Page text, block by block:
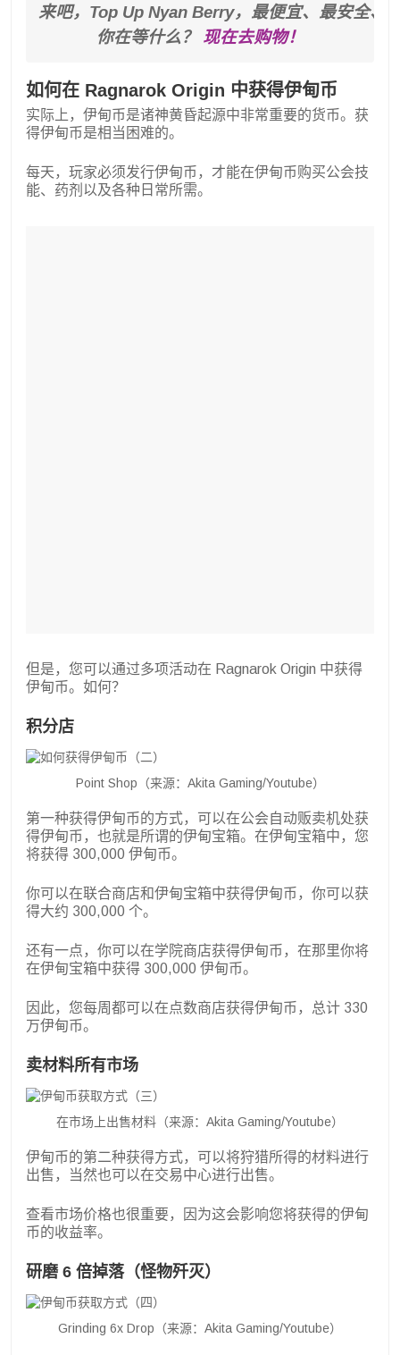
来吧，Top Up Nyan Berry，最便宜、最安全、
你在等什么？ 现在去购物！
如何在 Ragnarok Origin 中获得伊甸币
实际上，伊甸币是诸神黄昏起源中非常重要的货币。获
得伊甸币是相当困难的。
每天，玩家必须发行伊甸币，才能在伊甸币购买公会技
能、药剂以及各种日常所需。
但是，您可以通过多项活动在 Ragnarok Origin 中获得
伊甸币。如何？
积分店
Point Shop（来源：Akita Gaming/Youtube）
第一种获得伊甸币的方式，可以在公会自动贩卖机处获
得伊甸币，也就是所谓的伊甸宝箱。在伊甸宝箱中，您
将获得 300,000 伊甸币。
你可以在联合商店和伊甸宝箱中获得伊甸币，你可以获
得大约 300,000 个。
还有一点，你可以在学院商店获得伊甸币，在那里你将
在伊甸宝箱中获得 300,000 伊甸币。
因此，您每周都可以在点数商店获得伊甸币，总计 330
万伊甸币。
卖材料所有市场
在市场上出售材料（来源：Akita Gaming/Youtube）
伊甸币的第二种获得方式，可以将狩猎所得的材料进行
出售，当然也可以在交易中心进行出售。
查看市场价格也很重要，因为这会影响您将获得的伊甸
币的收益率。
研磨 6 倍掉落（怪物歼灭）
Grinding 6x Drop（来源：Akita Gaming/Youtube）